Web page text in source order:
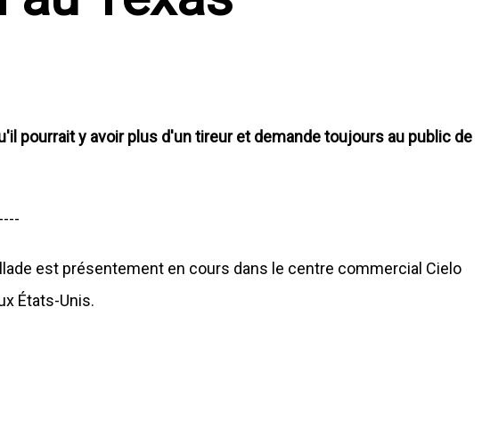
pourrait y avoir plus d'un tireur et demande toujours au public de
est présentement en cours dans le centre commercial Cielo
États-Unis.